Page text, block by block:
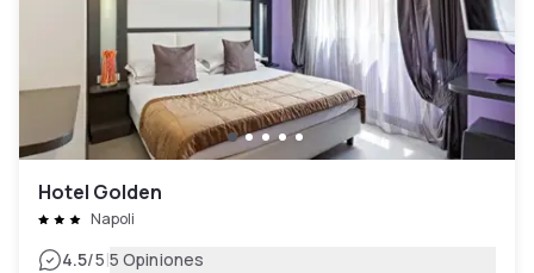
Hotel Golden
Napoli
4.5/5|5 Opiniones